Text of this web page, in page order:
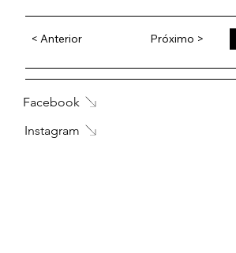
< Anterior Próximo >
Facebook
Instagram